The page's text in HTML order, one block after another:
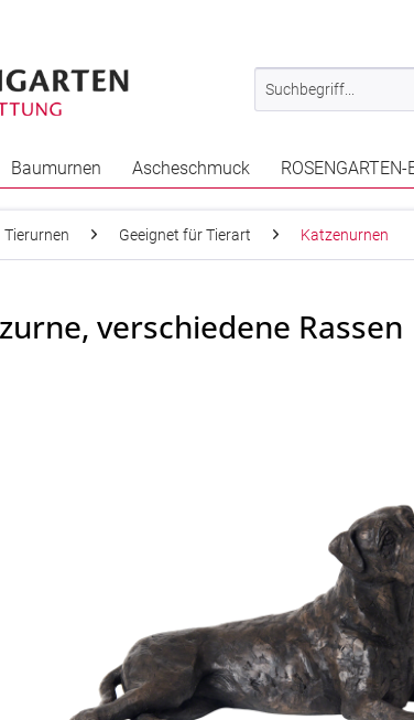
Baumurnen Ascheschmuck
Tierurnen Geeignet für Tierart Katzenurnen
verschiedene Rassen